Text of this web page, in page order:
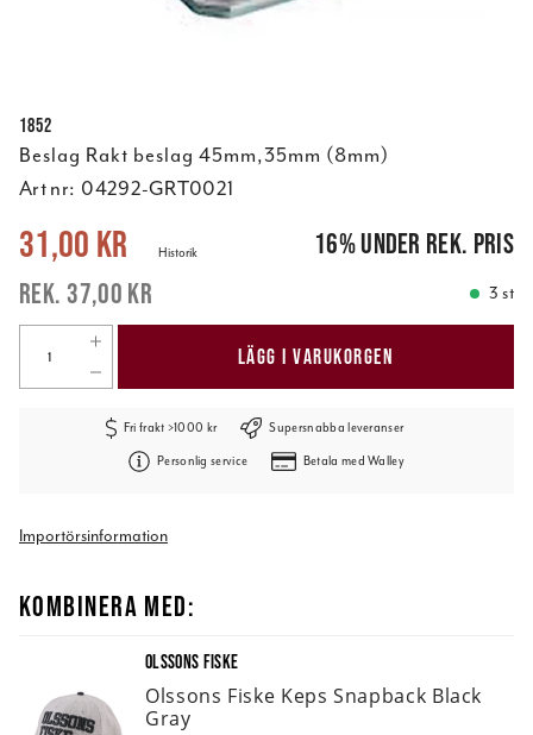
1852
Beslag Rakt beslag 45mm,35mm (8mm)
Art nr: 04292-GRT0021
Nuvarande pris: 37,00 kr
31,00 kr
37,00 kr
Historik 16%under rek. pris
3 st
LÄGG I VARUKORGEN
Fri frakt >1000 kr Supersnabba leveranser
Personlig service Betala med Walley
Importörsinformation
KOMBINERA MED:
OLSSONS FISKE
Olssons Fiske Keps Snapback Black
Gray